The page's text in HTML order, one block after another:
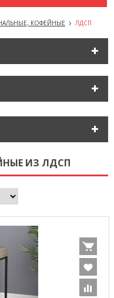
КОФЕЙНЫЕ ЛДСП
ИЗ ЛДСП